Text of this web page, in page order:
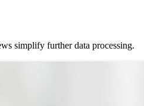
simplify further data processing.